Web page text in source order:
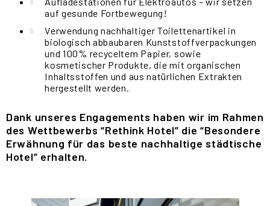
auf gesunde Fortbewegung!
Verwendung nachhaltiger Toilettenartikel in
biologisch abbaubaren Kunststoffverpackungen
und 100% recyceltem Papier, sowie
kosmetischer Produkte, die mit organischen
Inhaltsstoffen und aus natürlichen Extrakten
hergestellt werden.
Dank unseres Engagements haben wir im Rahmen
des Wettbewerbs “Rethink Hotel” die “Besondere
Erwähnung für das beste nachhaltige städtische
Hotel” erhalten.